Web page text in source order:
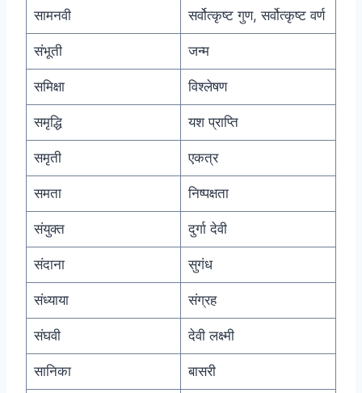
सामनवी सर्वोत्कृष्ट गुण, सर्वोत्कृष्ट वर्ण
संभूती जन्म
समिक्षा विश्लेषण
समृद्धि यश प्राप्ति
समृती एकत्र
समता निष्पक्षता
संयुक्त दुर्गा देवी
संदाना सुगंध
संध्याया संग्रह
संघवी देवी लक्ष्मी
सानिका बासरी